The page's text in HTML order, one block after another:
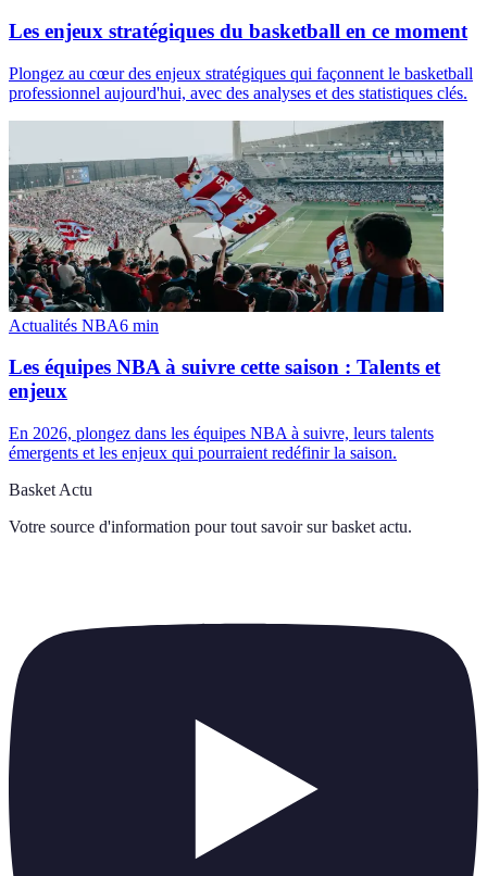
Les enjeux stratégiques du basketball en ce moment
Plongez au cœur des enjeux stratégiques qui façonnent le basketball
professionnel aujourd'hui, avec des analyses et des statistiques clés.
Actualités NBA6 min
Les équipes NBA à suivre cette saison : Talents et
enjeux
En 2026, plongez dans les équipes NBA à suivre, leurs talents
émergents et les enjeux qui pourraient redéfinir la saison.
Basket Actu
Votre source d'information pour tout savoir sur basket actu.